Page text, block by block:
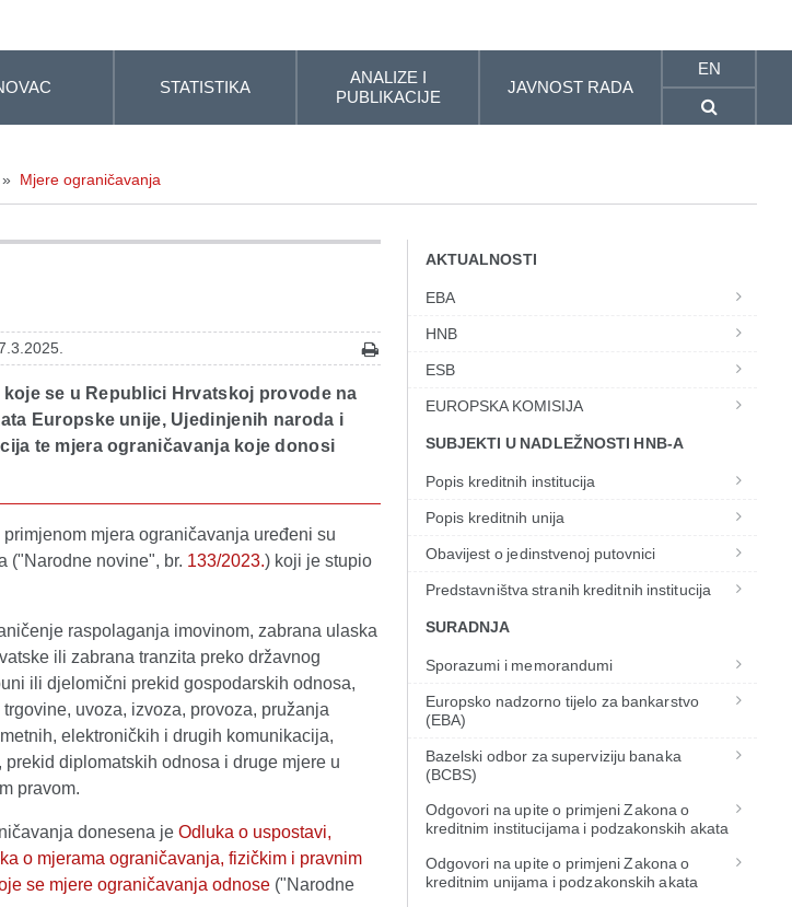
STATISTIKA
ANALIZE I
PUBLIKACIJE
JAVNOST RADA
EN
» Mjere ograničavanja
se u Republici Hrvatskoj provode na
Europske unije, Ujedinjenih naroda i
te mjera ograničavanja koje donosi
mjera ograničavanja uređeni su
("Narodne novine", br. 133/2023.) koji je stupio
raspolaganja imovinom, zabrana ulaska
ili zabrana tranzita preko državnog
ili djelomični prekid gospodarskih odnosa,
uvoza, izvoza, provoza, pružanja
elektroničkih i drugih komunikacija,
diplomatskih odnosa i druge mjere u
pravom.
donesena je Odluka o uspostavi,
o mjerama ograničavanja, fizičkim i pravnim
se mjere ograničavanja odnose ("Narodne
AKTUALNOSTI
EBA
HNB
ESB
EUROPSKA KOMISIJA
SUBJEKTI U NADLEŽNOSTI HNB-A
Popis kreditnih institucija
Popis kreditnih unija
Obavijest o jedinstvenoj putovnici
Predstavništva stranih kreditnih institucija
SURADNJA
Sporazumi i memorandumi
Europsko nadzorno tijelo za bankarstvo
(EBA)
Bazelski odbor za superviziju banaka
(BCBS)
Odgovori na upite o primjeni Zakona o
kreditnim institucijama i podzakonskih akata
Odgovori na upite o primjeni Zakona o
kreditnim unijama i podzakonskih akata